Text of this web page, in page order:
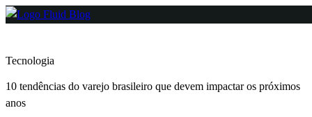
Tecnologia
10 tendências do varejo brasileiro que devem impactar os próximos
anos